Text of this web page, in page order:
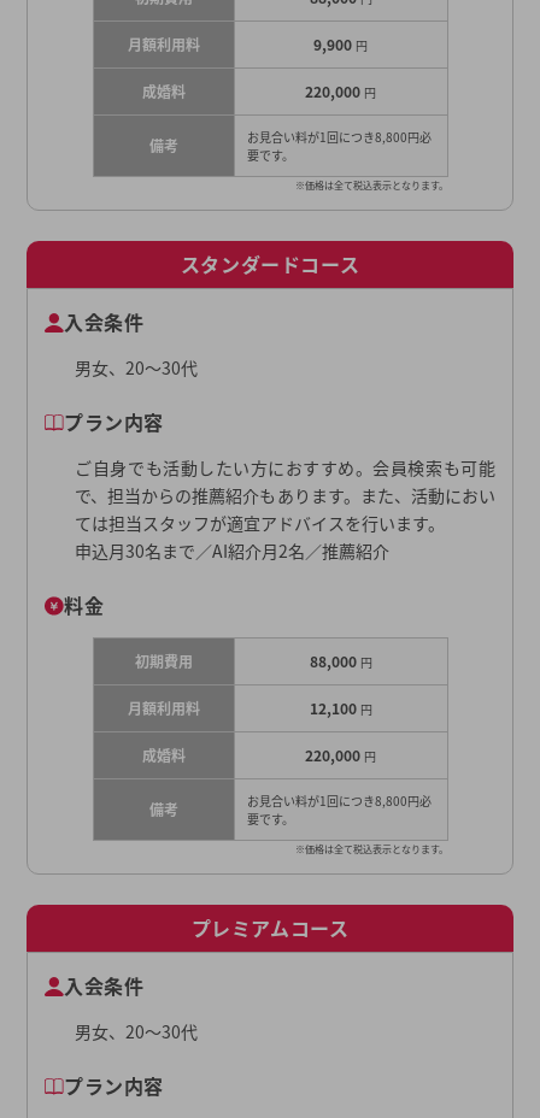
月額利用料 9,900 円
成婚料 220,000 円
備考
お見合い料が1回につき8,800円必
要です。
※価格は全て税込表示となります。
スタンダードコース
入会条件
男女、20〜30代
プラン内容
ご自身でも活動したい方におすすめ。会員検索も可能
で、担当からの推薦紹介もあります。また、活動におい
ては担当スタッフが適宜アドバイスを行います。
申込月30名まで／AI紹介月2名／推薦紹介
料金
初期費用 88,000 円
月額利用料 12,100 円
成婚料 220,000 円
備考
お見合い料が1回につき8,800円必
要です。
※価格は全て税込表示となります。
プレミアムコース
入会条件
男女、20〜30代
プラン内容